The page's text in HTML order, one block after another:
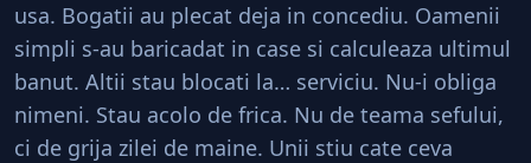
usa. Bogatii au plecat deja in concediu. Oamenii
simpli s-au baricadat in case si calculeaza ultimul
banut. Altii stau blocati la… serviciu. Nu-i obliga
nimeni. Stau acolo de frica. Nu de teama sefului,
ci de grija zilei de maine. Unii stiu cate ceva